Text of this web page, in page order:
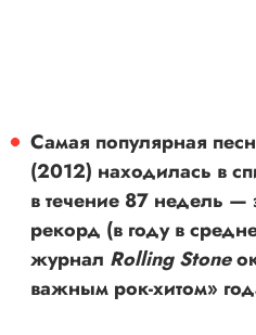
Самая популярная
(2012) находилась в
в течение 87 недель —
рекорд (в году в
журнал Rolling Stone
важным рок-хитом»